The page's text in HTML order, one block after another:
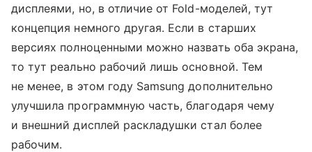
дисплеями, но, в отличие от Fold-моделей, тут
концепция немного другая. Если в старших
версиях полноценными можно назвать оба экрана,
то тут реально рабочий лишь основной. Тем
не менее, в этом году Samsung дополнительно
улучшила программную часть, благодаря чему
и внешний дисплей раскладушки стал более
рабочим.